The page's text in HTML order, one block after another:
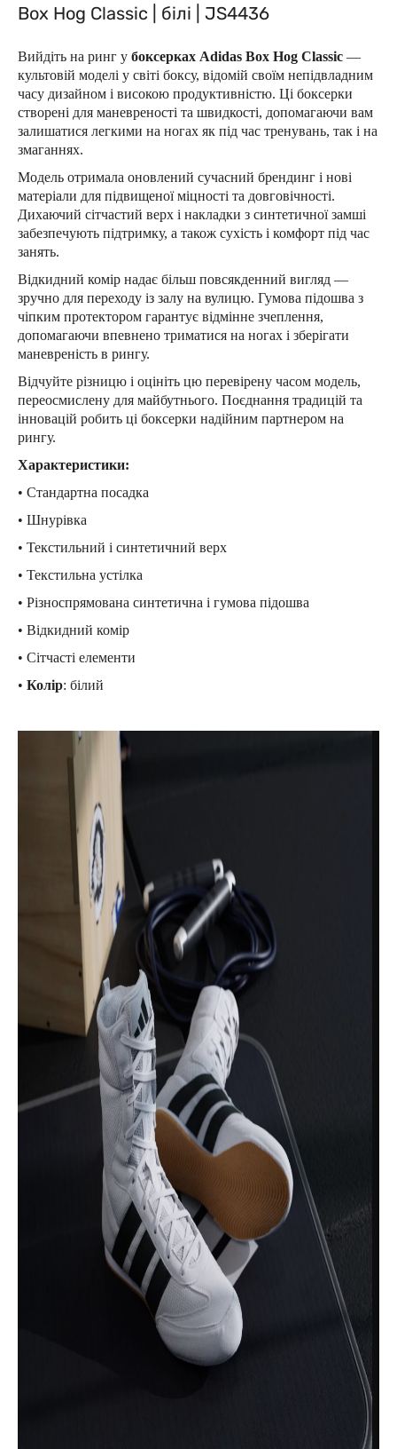
Box Hog Classic | білі | JS4436
Вийдіть на ринг у боксерках Adidas Box Hog Classic —
культовій моделі у світі боксу, відомій своїм непідвладним
часу дизайном і високою продуктивністю. Ці боксерки
створені для маневреності та швидкості, допомагаючи вам
залишатися легкими на ногах як під час тренувань, так і на
змаганнях.
Модель отримала оновлений сучасний брендинг і нові
матеріали для підвищеної міцності та довговічності.
Дихаючий сітчастий верх і накладки з синтетичної замші
забезпечують підтримку, а також сухість і комфорт під час
занять.
Відкидний комір надає більш повсякденний вигляд —
зручно для переходу із залу на вулицю. Гумова підошва з
чіпким протектором гарантує відмінне зчеплення,
допомагаючи впевнено триматися на ногах і зберігати
маневреність в рингу.
Відчуйте різницю і оцініть цю перевірену часом модель,
переосмислену для майбутнього. Поєднання традицій та
інновацій робить ці боксерки надійним партнером на
рингу.
Характеристики:
• Стандартна посадка
• Шнурівка
• Текстильний і синтетичний верх
• Текстильна устілка
• Різноспрямована синтетична і гумова підошва
• Відкидний комір
• Сітчасті елементи
• Колір: білий